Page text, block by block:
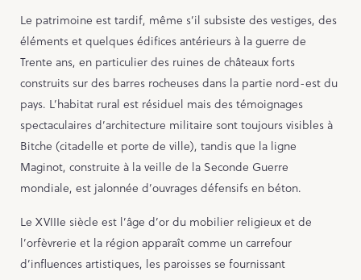
Le patrimoine est tardif, même s’il subsiste des vestiges, des
éléments et quelques édifices antérieurs à la guerre de
Trente ans, en particulier des ruines de châteaux forts
construits sur des barres rocheuses dans la partie nord-est du
pays. L’habitat rural est résiduel mais des témoignages
spectaculaires d’architecture militaire sont toujours visibles à
Bitche (citadelle et porte de ville), tandis que la ligne
Maginot, construite à la veille de la Seconde Guerre
mondiale, est jalonnée d’ouvrages défensifs en béton.
Le XVIIIe siècle est l’âge d’or du mobilier religieux et de
l’orfèvrerie et la région apparaît comme un carrefour
d’influences artistiques, les paroisses se fournissant